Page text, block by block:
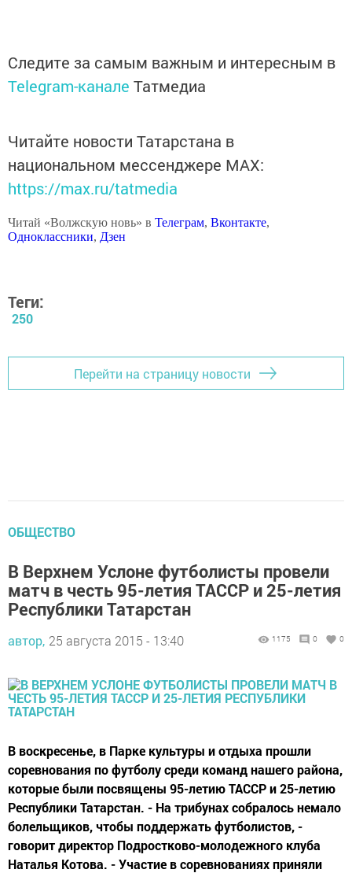
Следите за самым важным и интересным в
Telegram-канале Татмедиа
Читайте новости Татарстана в
национальном мессенджере MАХ:
https://max.ru/tatmedia
Читай «Волжскую новь» в Телеграм, Вконтакте,
Одноклассники, Дзен
Теги:
250
Перейти на страницу новости
ОБЩЕСТВО
В Верхнем Услоне футболисты провели
матч в честь 95-летия ТАССР и 25-летия
Республики Татарстан
автор, 25 августа 2015 - 13:40 1175 0 0
В воскресенье, в Парке культуры и отдыха прошли
соревнования по футболу среди команд нашего района,
которые были посвящены 95-летию ТАССР и 25-летию
Республики Татарстан. - На трибунах собралось немало
болельщиков, чтобы поддержать футболистов, -
говорит директор Подростково-молодежного клуба
Наталья Котова. - Участие в соревнованиях приняли